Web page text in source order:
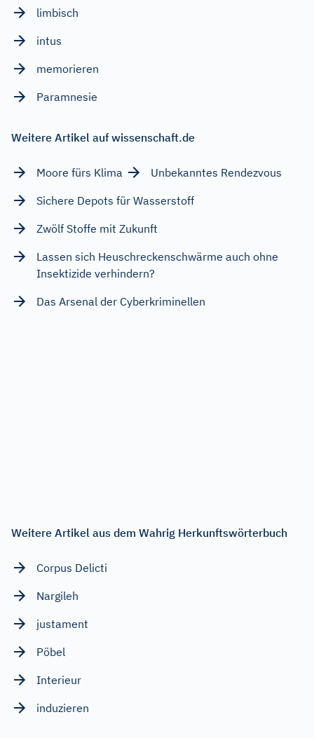
limbisch
intus
memorieren
Paramnesie
Weitere Artikel auf wissenschaft.de
Moore fürs Klima
Unbekanntes Rendezvous
Sichere Depots für Wasserstoff
Zwölf Stoffe mit Zukunft
Lassen sich Heuschreckenschwärme auch ohne
Insektizide verhindern?
Das Arsenal der Cyberkriminellen
Weitere Artikel aus dem Wahrig Herkunftswörterbuch
Corpus Delicti
Nargileh
justament
Pöbel
Interieur
induzieren